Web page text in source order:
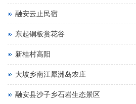
融安云止民宿
东起铜板赏花谷
新桂村高阳
大坡乡南江犀洲岛农庄
融安县沙子乡石岩生态景区